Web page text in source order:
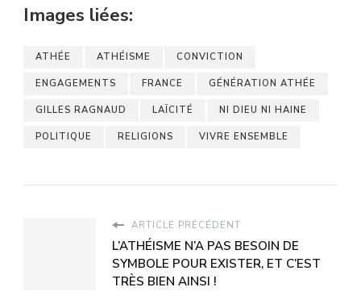
Images liées:
ATHÉE ATHÉISME CONVICTION
ENGAGEMENTS FRANCE GÉNÉRATION ATHÉE
GILLES RAGNAUD LAÏCITÉ NI DIEU NI HAINE
POLITIQUE RELIGIONS VIVRE ENSEMBLE
ARTICLE PRÉCÉDENT
L’ATHÉISME N’A PAS BESOIN DE
SYMBOLE POUR EXISTER, ET C’EST
TRÈS BIEN AINSI !